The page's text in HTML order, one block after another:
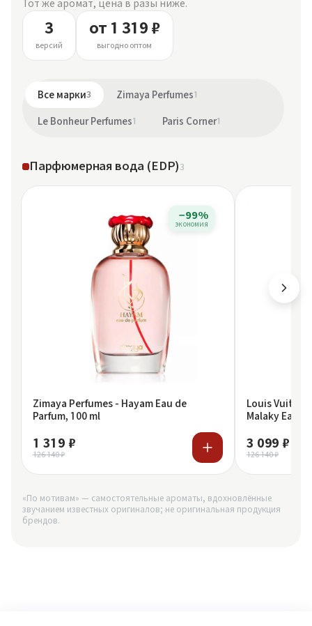
Тот же аромат, цена в разы ниже.
3
версий
от 1 319 ₽
выгодно оптом
Все марки3 Zimaya Perfumes1
Le Bonheur Perfumes1 Paris Corner1
Парфюмерная вода (EDP)3
−99%
экономия
Zimaya Perfumes - Hayam Eau de
Parfum, 100 ml
1 319 ₽
126 140 ₽
Louis Vuitton
Malaky Eau
3 099 ₽
126 140 ₽
«По мотивам» — самостоятельные ароматы, вдохновлённые
звучанием известных оригиналов; не оригинальная продукция
брендов.